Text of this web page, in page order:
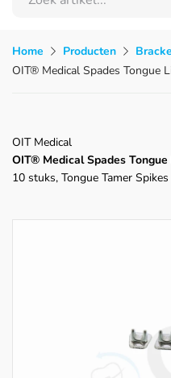
Home Producten
OIT® Medical Spades Tongue
OIT Medical
OIT® Medical Spades
10 stuks, Tongue Tamer Spikes